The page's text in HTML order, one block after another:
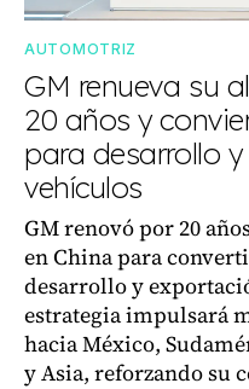
AUTOMOTRIZ
GM renueva su
20 años y
para desarrollo
vehículos
GM renovó por 20
en China para
desarrollo y
estrategia impulsará
hacia México,
y Asia, reforzando su